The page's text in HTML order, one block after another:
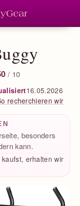
/ 10
16.05.2026
recherchieren wir
besonders
kann.
erhalten wir